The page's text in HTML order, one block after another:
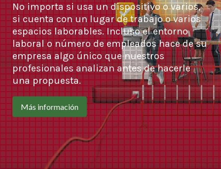
No importa si usa un dispositivo o varios,
si cuenta con un lugar de trabajo o varios
espacios laborables. Incluso el entorno
laboral o número de empleados hace de su
empresa algo único que nuestros
profesionales analizan antes de hacerle
una propuesta.
Más información